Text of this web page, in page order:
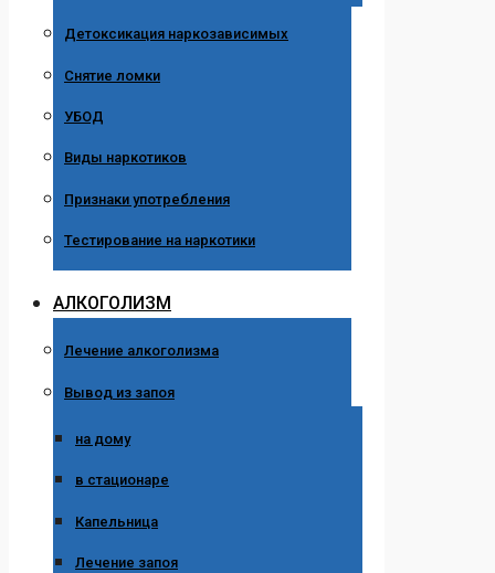
Детоксикация наркозависимых
Снятие ломки
УБОД
Виды наркотиков
Признаки употребления
Тестирование на наркотики
АЛКОГОЛИЗМ
Лечение алкоголизма
Вывод из запоя
на дому
в стационаре
Капельница
Лечение запоя